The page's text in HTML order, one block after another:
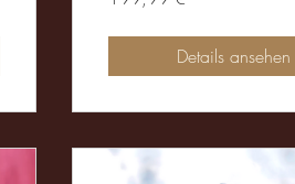
Details ansehen